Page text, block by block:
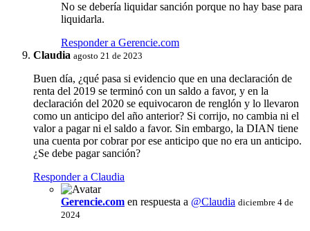
No se debería liquidar sanción porque no hay base para
liquidarla.
Responder a Gerencie.com
Claudia agosto 21 de 2023
Buen día, ¿qué pasa si evidencio que en una declaración de
renta del 2019 se terminó con un saldo a favor, y en la
declaración del 2020 se equivocaron de renglón y lo llevaron
como un anticipo del año anterior? Si corrijo, no cambia ni el
valor a pagar ni el saldo a favor. Sin embargo, la DIAN tiene
una cuenta por cobrar por ese anticipo que no era un anticipo.
¿Se debe pagar sanción?
Responder a Claudia
Gerencie.com en respuesta a @Claudia diciembre 4 de
2024